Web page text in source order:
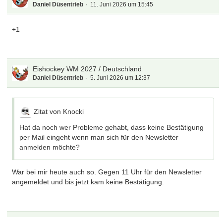
Daniel Düsentrieb 11. Juni 2026 um 15:45
+1
Eishockey WM 2027 / Deutschland
Daniel Düsentrieb 5. Juni 2026 um 12:37
Zitat von Knocki
Hat da noch wer Probleme gehabt, dass keine Bestätigung
per Mail eingeht wenn man sich für den Newsletter
anmelden möchte?
War bei mir heute auch so. Gegen 11 Uhr für den Newsletter
angemeldet und bis jetzt kam keine Bestätigung.